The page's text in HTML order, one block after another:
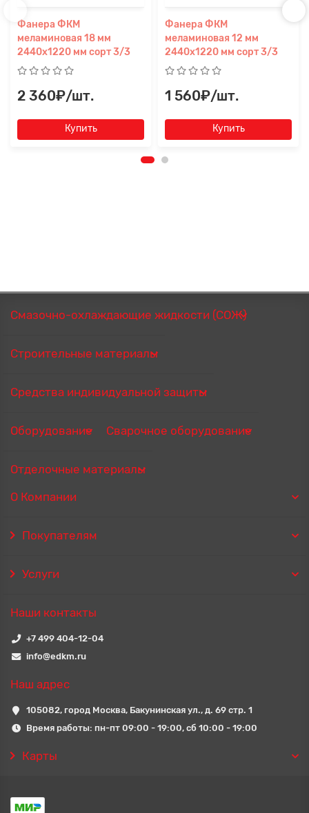
Фанера ФКМ
меламиновая 18 мм
2440х1220 мм сорт 3/3
2 360₽/шт.
Купить
Фанера ФКМ
меламиновая 12 мм
2440х1220 мм сорт 3/3
1 560₽/шт.
Купить
Смазочно-охлаждающие жидкости (СОЖ)
Строительные материалы
Средства индивидуальной защиты
Оборудование Сварочное оборудование
Отделочные материалы
О Компании
Покупателям
Услуги
Наши контакты
+7 499 404-12-04
info@edkm.ru
Наш адрес
105082, город Москва, Бакунинская ул., д. 69 стр. 1
Время работы: пн-пт 09:00 - 19:00, сб 10:00 - 19:00
Карты